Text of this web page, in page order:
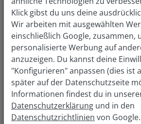
verkaufen: so einfach wie nie!
KFZ
Adresse Führerscheinstelle:
Landkreis Gießen Verkehr
Kfz. Zulassungsbehörde Klein-Linden
Bachweg 9
35398 Gießen
Klick gibst du uns deine
Wir arbeiten mit ausgewählten
einschließlich Google, zusammen,
personalisierte Werbung auf
anzuzeigen. Du kannst deine
"Konfigurieren" anpassen (dies ist
später auf der Datenschutzseite
Informationen findest du in
Datenschutzerklärung und in den
Datenschutzrichtlinien von Google.